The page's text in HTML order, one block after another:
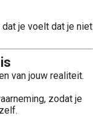
je voelt dat je niet
van jouw realiteit.
zodat je